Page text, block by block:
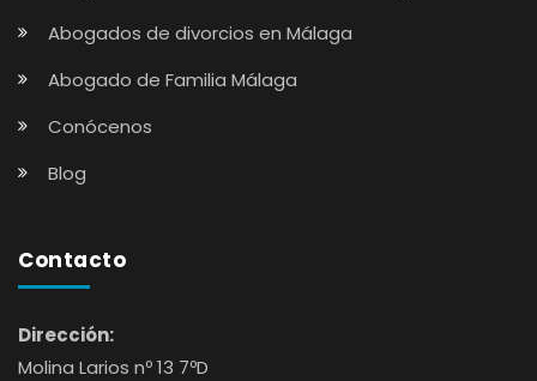
Abogados de divorcios en Málaga
Abogado de Familia Málaga
Conócenos
Blog
Contacto
Dirección:
Molina Larios nº 13 7ºD